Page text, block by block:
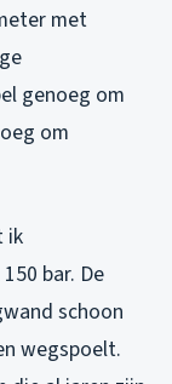
met
genoeg om
om
ik
bar. De
schoon
wegspoelt.